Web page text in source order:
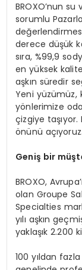
BROXO’nun
sorumlu
derece düşük
sıra, %99,9
en yüksek
aşkın süredir
Yeni yüzümüz,
yönlerimize
çizgiye
önünü
Geniş bir
BROXO,
olan Groupe
Specialties
yılı aşkın
yaklaşık 2.200
100 yıldan